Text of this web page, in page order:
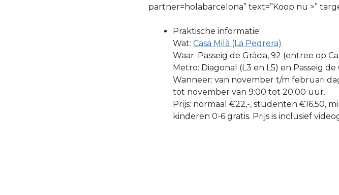
partner=holabarcelona” text=”Koop nu >”
Praktische informatie:
Wat: Casa Milà (La Pedrera)
Waar: Passeig de Gràcia, 92 (entree op
Metro: Diagonal (L3 en L5) en Passeig de
Wanneer: van november t/m februari
tot november van 9:00 tot 20:00 uur.
Prijs: normaal €22,-, studenten €16,50,
kinderen 0-6 gratis. Prijs is inclusief